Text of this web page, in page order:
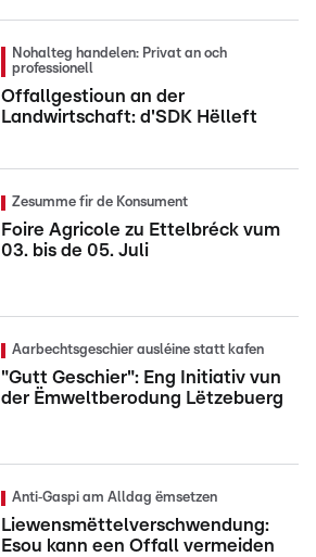
Nohalteg handelen: Privat an och
professionell
Offallgestioun an der
Landwirtschaft: d'SDK Hëlleft
Zesumme fir de Konsument
Foire Agricole zu Ettelbréck vum
03. bis de 05. Juli
Aarbechtsgeschier ausléine statt kafen
"Gutt Geschier": Eng Initiativ vun
der Ëmweltberodung Lëtzebuerg
Anti‑Gaspi am Alldag ëmsetzen
Liewensmëttelverschwendung:
Esou kann een Offall vermeiden